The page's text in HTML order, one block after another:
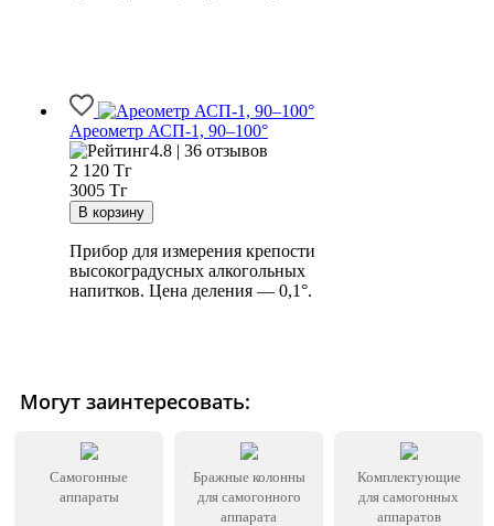
Ареометр АСП-1, 90–100°
4.8 | 36 отзывов
2 120 Тг
3005 Тг
Прибор для измерения крепости
высокоградусных алкогольных
напитков. Цена деления — 0,1°.
Могут заинтересовать:
Самогонные
аппараты
Бражные колонны
для самогонного
аппарата
Комплектующие
для самогонных
аппаратов